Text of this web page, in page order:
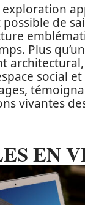
exploration
possible de
Plus
architectural,
social
vivantes
EN